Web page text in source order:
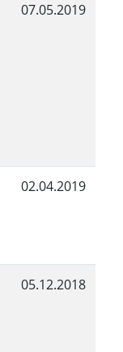
07.05.2019
02.04.2019
05.12.2018